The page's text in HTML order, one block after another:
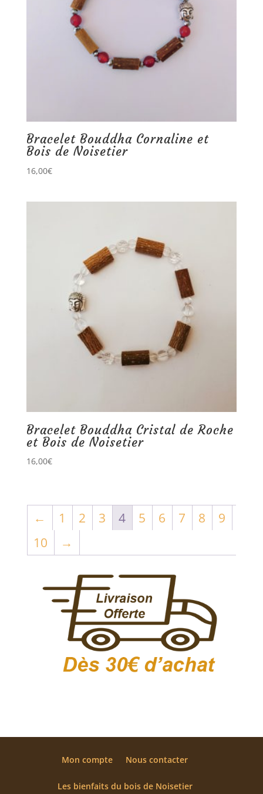
Bracelet Bouddha Cornaline et
Bois de Noisetier
16,00€
Bracelet Bouddha Cristal de Roche
et Bois de Noisetier
16,00€
← 1 2 3 4 5 6 7 8
9
10
→
Mon compte Nous contacter
Les bienfaits du bois de Noisetier